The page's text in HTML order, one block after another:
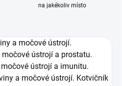
na jakékoliv místo
a močové ústrojí.
ústrojí a prostatu.
ústrojí a imunitu.
a močové ústrojí. Kotvičník